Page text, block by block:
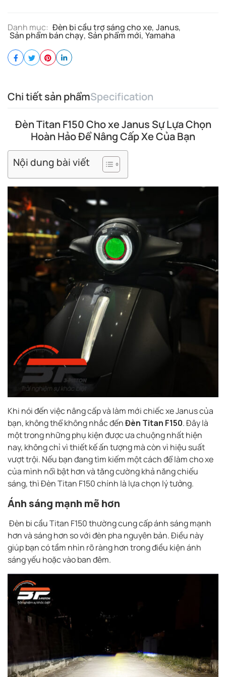
Danh mục: Đèn bi cầu trợ sáng cho xe, Janus,
Sản phẩm bán chạy, Sản phẩm mới, Yamaha
Chi tiết sản phẩmSpecification
Đèn Titan F150 Cho xe Janus Sự Lựa Chọn
Hoàn Hảo Để Nâng Cấp Xe Của Bạn
Nội dung bài viết
Khi nói đến việc nâng cấp và làm mới chiếc xe Janus của
bạn, không thể không nhắc đếnĐèn Titan F150. Đây là
một trong những phụ kiện được ưa chuộng nhất hiện
nay, không chỉ vì thiết kế ấn tượng mà còn vì hiệu suất
vượt trội. Nếu bạn đang tìm kiếm một cách để làm cho xe
của mình nổi bật hơn và tăng cường khả năng chiếu
sáng, thì Đèn Titan F150 chính là lựa chọn lý tưởng.
Ánh sáng mạnh mẽ hơn
Đèn bi cầu Titan F150 thường cung cấp ánh sáng mạnh
hơn và sáng hơn so với đèn pha nguyên bản. Điều này
giúp bạn có tầm nhìn rõ ràng hơn trong điều kiện ánh
sáng yếu hoặc vào ban đêm.